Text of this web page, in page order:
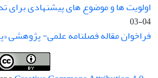
اولویت ها و موضوع های پیشنهادی برای
04-03
فراخوان مقاله فصلنامه علمی- پژوهشی